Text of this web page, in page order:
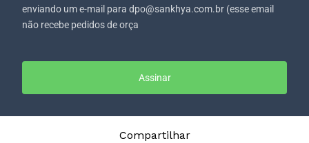
enviando um e-mail para dpo@sankhya.com.br (esse email
não recebe pedidos de orça
Assinar
Compartilhar